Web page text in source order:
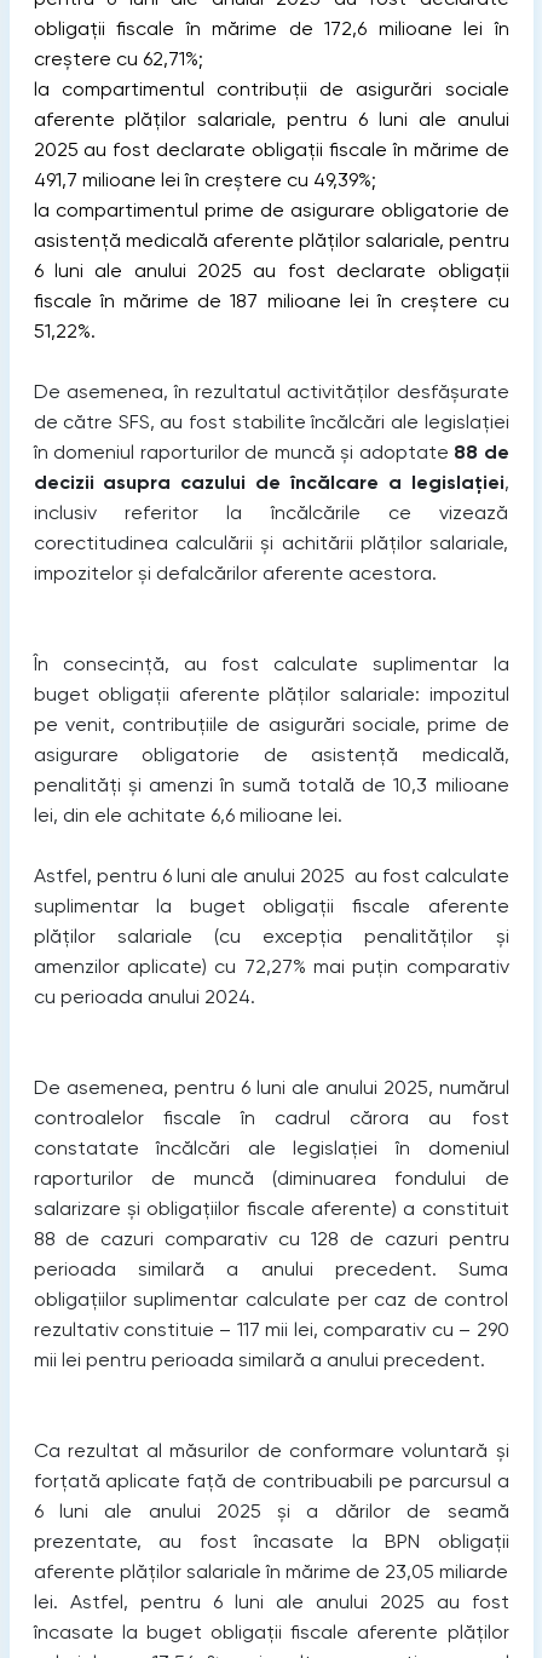
obligații fiscale în mărime de 172,6 milioane lei în
creștere cu 62,71%;
la compartimentul contribuții de asigurări sociale
aferente plăților salariale, pentru 6 luni ale anului
2025 au fost declarate obligații fiscale în mărime de
491,7 milioane lei în creștere cu 49,39%;
la compartimentul prime de asigurare obligatorie de
asistență medicală aferente plăților salariale, pentru
6 luni ale anului 2025 au fost declarate obligații
fiscale în mărime de 187 milioane lei în creștere cu
51,22%.
De asemenea, în rezultatul activităților desfășurate
de către SFS, au fost stabilite încălcări ale legislației
în domeniul raporturilor de muncă și adoptate 88 de
decizii asupra cazului de încălcare a legislației,
inclusiv referitor la încălcările ce vizează
corectitudinea calculării și achitării plăților salariale,
impozitelor și defalcărilor aferente acestora.
În consecință, au fost calculate suplimentar la
buget obligații aferente plăților salariale: impozitul
pe venit, contribuțiile de asigurări sociale, prime de
asigurare obligatorie de asistență medicală,
penalități și amenzi în sumă totală de 10,3 milioane
lei, din ele achitate 6,6 milioane lei.
Astfel, pentru 6 luni ale anului 2025 au fost calculate
suplimentar la buget obligații fiscale aferente
plăților salariale (cu excepția penalităților și
amenzilor aplicate) cu 72,27% mai puțin comparativ
cu perioada anului 2024.
De asemenea, pentru 6 luni ale anului 2025, numărul
controalelor fiscale în cadrul cărora au fost
constatate încălcări ale legislației în domeniul
raporturilor de muncă (diminuarea fondului de
salarizare și obligațiilor fiscale aferente) a constituit
88 de cazuri comparativ cu 128 de cazuri pentru
perioada similară a anului precedent. Suma
obligațiilor suplimentar calculate per caz de control
rezultativ constituie – 117 mii lei, comparativ cu – 290
mii lei pentru perioada similară a anului precedent.
Ca rezultat al măsurilor de conformare voluntară și
forțată aplicate față de contribuabili pe parcursul a
6 luni ale anului 2025 și a dărilor de seamă
prezentate, au fost încasate la BPN obligații
aferente plăților salariale în mărime de 23,05 miliarde
lei. Astfel, pentru 6 luni ale anului 2025 au fost
încasate la buget obligații fiscale aferente plăților